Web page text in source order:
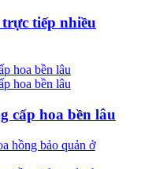
tiếp nhiều
cấp hoa bền lâu